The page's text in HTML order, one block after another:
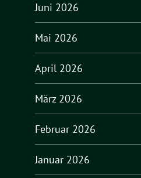
Juni 2026
Mai 2026
April 2026
März 2026
Februar 2026
Januar 2026